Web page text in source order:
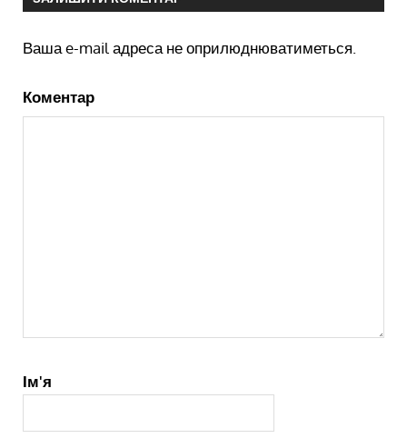
Ваша e-mail адреса не оприлюднюватиметься.
Коментар
Ім'я